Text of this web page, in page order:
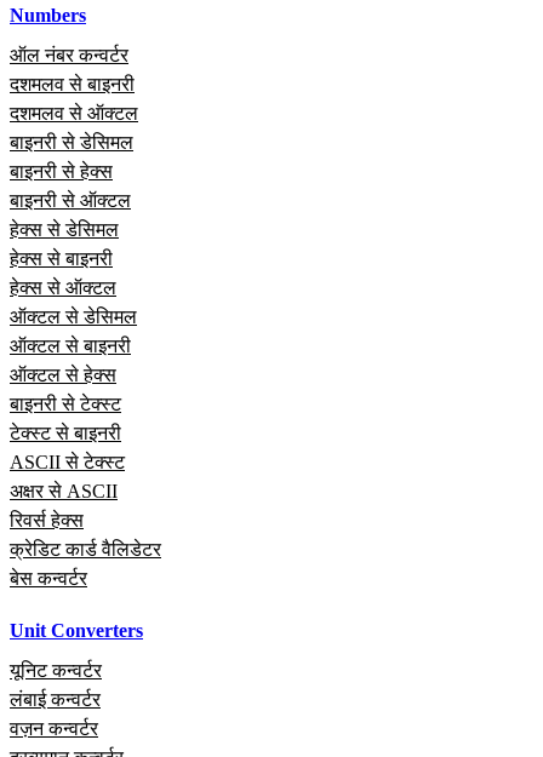
Numbers
ऑल नंबर कन्वर्टर
दशमलव से बाइनरी
दशमलव से ऑक्टल
बाइनरी से डेसिमल
बाइनरी से हेक्स
बाइनरी से ऑक्टल
हेक्स से डेसिमल
हेक्स से बाइनरी
हेक्स से ऑक्टल
ऑक्टल से डेसिमल
ऑक्टल से बाइनरी
ऑक्टल से हेक्स
बाइनरी से टेक्स्ट
टेक्स्ट से बाइनरी
ASCII से टेक्स्ट
अक्षर से ASCII
रिवर्स हेक्स
क्रेडिट कार्ड वैलिडेटर
बेस कन्वर्टर
Unit Converters
यूनिट कन्वर्टर
लंबाई कन्वर्टर
वज़न कन्वर्टर